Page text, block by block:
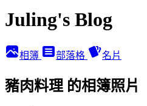
Juling's Blog
相簿 部落格 名片
豬肉料理 的相簿照片